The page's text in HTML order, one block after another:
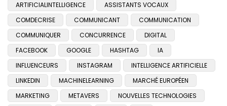
ARTIFICIALINTELLIGENCE
ASSISTANTS VOCAUX
COMDECRISE
COMMUNICANT
COMMUNICATION
COMMUNIQUER
CONCURRENCE
DIGITAL
FACEBOOK
GOOGLE HASHTAG
IA
INFLUENCEURS
INSTAGRAM
INTELLIGENCE ARTIFICIELLE
LINKEDIN
MACHINELEARNING
MARCHÉ EUROPÉEN
MARKETING
METAVERS
NOUVELLES TECHNOLOGIES